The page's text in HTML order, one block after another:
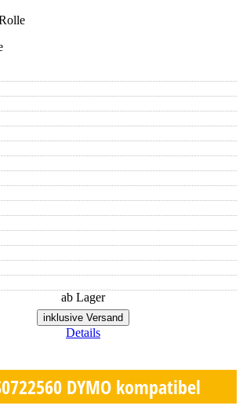
ab Lager
inklusive Versand
Details
DYMO kompatibel